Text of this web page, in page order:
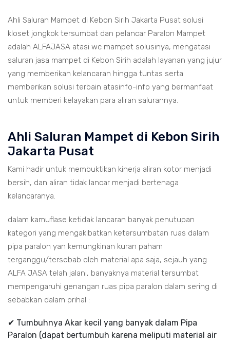
Ahli Saluran Mampet di Kebon Sirih Jakarta Pusat solusi
kloset jongkok tersumbat dan pelancar Paralon Mampet
adalah ALFAJASA atasi wc mampet solusinya, mengatasi
saluran jasa mampet di Kebon Sirih adalah layanan yang jujur
yang memberikan kelancaran hingga tuntas serta
memberikan solusi terbain atasinfo-info yang bermanfaat
untuk memberi kelayakan para aliran salurannya.
Ahli Saluran Mampet di Kebon Sirih
Jakarta Pusat
Kami hadir untuk membuktikan kinerja aliran kotor menjadi
bersih, dan aliran tidak lancar menjadi bertenaga
kelancaranya.
dalam kamuflase ketidak lancaran banyak penutupan
kategori yang mengakibatkan ketersumbatan ruas dalam
pipa paralon yan kemungkinan kuran paham
terganggu/tersebab oleh material apa saja, sejauh yang
ALFA JASA telah jalani, banyaknya material tersumbat
mempengaruhi genangan ruas pipa paralon dalam sering di
sebabkan dalam prihal :
✔ Tumbuhnya Akar kecil yang banyak dalam Pipa
Paralon (dapat bertumbuh karena meliputi material air